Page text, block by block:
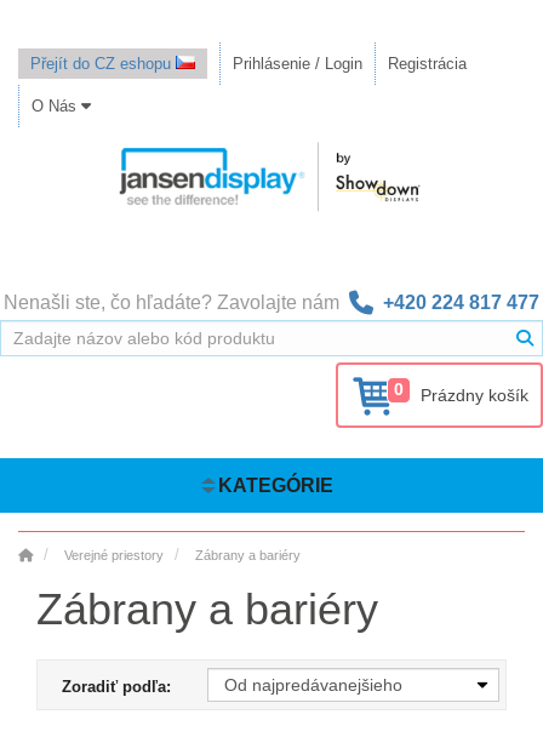
Přejít do CZ eshopu Prihlásenie / Login Registrácia
O Nás
Nenašli ste, čo hľadáte? Zavolajte nám +420 224 817 477
0 Prázdny košík
KATEGÓRIE
Verejné priestory Zábrany a bariéry
Zábrany a bariéry
Zoradiť podľa: